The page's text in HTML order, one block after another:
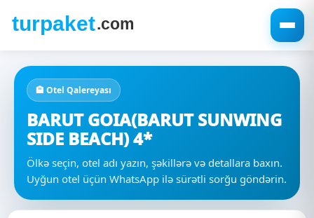
🏨 Otel Qalereyası
BARUT GOIA(BARUT SUNWING
SIDE BEACH) 4*
Ölkə seçin, otel adı yazın, şəkillərə və detallara baxın.
Uyğun otel üçün WhatsApp ilə sürətli sorğu göndərin.